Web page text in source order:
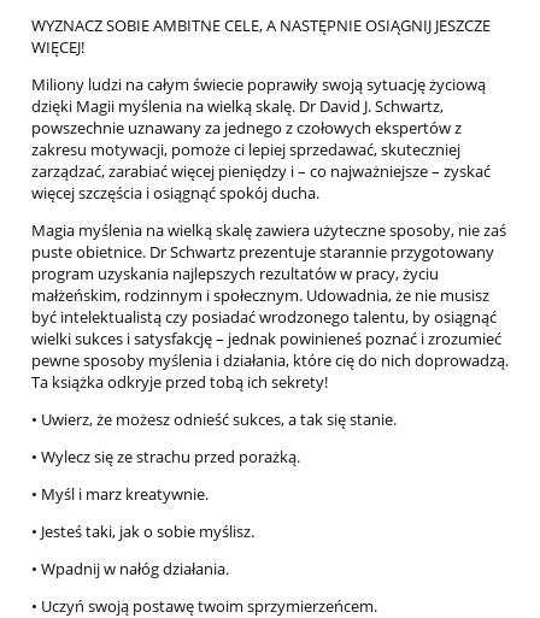
WYZNACZ SOBIE AMBITNE CELE, A NASTĘPNIE OSIĄGNIJ JESZCZE
WIĘCEJ!
Miliony ludzi na całym świecie poprawiły swoją sytuację życiową
dzięki Magii myślenia na wielką skalę. Dr David J. Schwartz,
powszechnie uznawany za jednego z czołowych ekspertów z
zakresu motywacji, pomoże ci lepiej sprzedawać, skuteczniej
zarządzać, zarabiać więcej pieniędzy i – co najważniejsze – zyskać
więcej szczęścia i osiągnąć spokój ducha.
Magia myślenia na wielką skalę zawiera użyteczne sposoby, nie zaś
puste obietnice. Dr Schwartz prezentuje starannie przygotowany
program uzyskania najlepszych rezultatów w pracy, życiu
małżeńskim, rodzinnym i społecznym. Udowadnia, że nie musisz
być intelektualistą czy posiadać wrodzonego talentu, by osiągnąć
wielki sukces i satysfakcję – jednak powinieneś poznać i zrozumieć
pewne sposoby myślenia i działania, które cię do nich doprowadzą.
Ta książka odkryje przed tobą ich sekrety!
• Uwierz, że możesz odnieść sukces, a tak się stanie.
• Wylecz się ze strachu przed porażką.
• Myśl i marz kreatywnie.
• Jesteś taki, jak o sobie myślisz.
• Wpadnij w nałóg działania.
• Uczyń swoją postawę twoim sprzymierzeńcem.